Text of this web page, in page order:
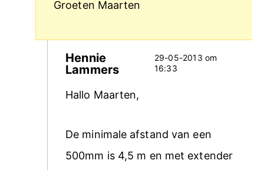
Groeten Maarten
Hennie
Lammers
29-05-2013 om
16:33
Hallo Maarten,
De minimale afstand van een
500mm is 4,5 m en met extender